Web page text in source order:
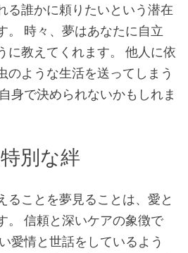
る誰かに頼りたいという潜在
。 時々、夢はあなたに自立
に教えてくれます。 他人に依
のような生活を送ってしまう
身で決められないかもしれま
別な絆
ることを夢見ることは、愛と
。 信頼と深いケアの象徴で
愛情と世話をしているよう